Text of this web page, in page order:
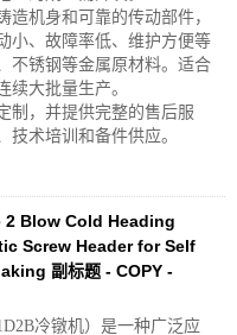
造机身和可靠的传动部件，
小、故障率低、维护方便等
不锈钢等金属原材料。适合
续大批量生产。
制，并提供完整的售后服
技术培训和备件供应。
2 Blow Cold Heading
Screw Header for Self
副标题 - COPY -
冷镦机）是一种广泛应